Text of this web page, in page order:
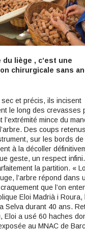
du liège , c’est une
chirurgicale sans
sec et précis, ils incisent
le long des crevasses
l’extrémité mince du
l’arbre. Des coups
sur les bords
à la décoller
geste, un respect
la partition. «
l’arbre répond dans
que l’on
Eloi Madrià i Roura,
Selva durant 40 ans.
Eloi a usé 60 haches
au MNAC de